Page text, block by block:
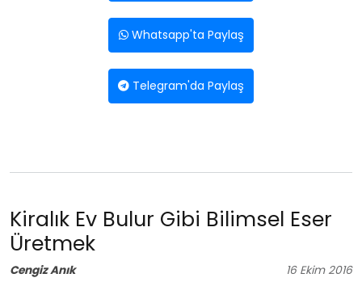
Whatsapp'ta Paylaş
Telegram'da Paylaş
Kiralık Ev Bulur Gibi Bilimsel Eser
Üretmek
Cengiz Anık 16 Ekim 2016